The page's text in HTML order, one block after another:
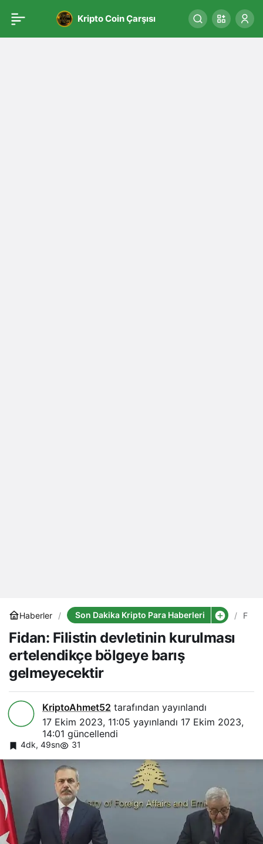
Kripto Coin Çarşısı
Haberler Son Dakika Kripto Para Haberleri
Fidan: Filistin devletinin kurulması
ertelendikçe bölgeye barış
gelmeyecektir
KriptoAhmet52 tarafından yayınlandı
17 Ekim 2023, 11:05 yayınlandı 17 Ekim 2023,
14:01 güncellendi
4dk, 49sn 31